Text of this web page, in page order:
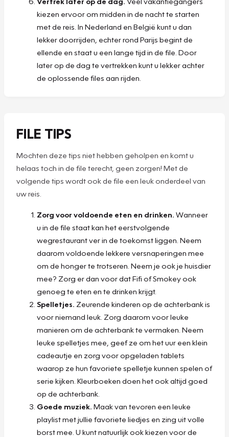
kiezen ervoor om midden in de nacht te starten
met de reis. In Nederland en België kunt u dan
lekker doorrijden, echter rond Parijs begint de
ellende en staat u een lange tijd in de file. Door
later op de dag te vertrekken kunt u lekker achter
de oplossende files aan rijden.
FILE TIPS
Mochten deze tips niet hebben geholpen en komt u
helaas toch in de file terecht, geen zorgen! Met de
volgende tips wordt ook de file een leuk onderdeel van
uw reis.
Zorg voor voldoende eten en drinken. Wanneer
u in de file staat kan het eerstvolgende
wegrestaurant ver in de toekomst liggen. Neem
daarom voldoende lekkere versnaperingen mee
om de honger te trotseren. Neem je ook je huisdier
mee? Zorg er dan voor dat Fifi of Smokey ook
genoeg te eten en te drinken krijgt.
Spelletjes. Zeurende kinderen op de achterbank is
voor niemand leuk. Zorg daarom voor leuke
manieren om de achterbank te vermaken. Neem
leuke spelletjes mee, geef ze om het uur een klein
cadeautje en zorg voor opgeladen tablets
waarop ze hun favoriete spelletje kunnen spelen of
serie kijken. Kleurboeken doen het ook altijd goed
op de achterbank.
Goede muziek. Maak van tevoren een leuke
playlist met jullie favoriete liedjes en zing uit volle
borst mee. U kunt natuurlijk ook kiezen voor de